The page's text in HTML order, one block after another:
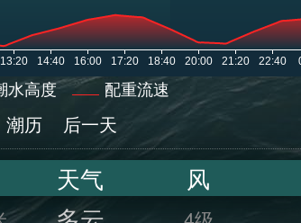
水高度 配重流速
潮历 后一天
天气 风